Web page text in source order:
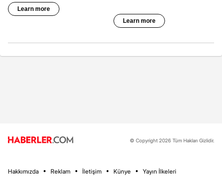
© Copyright 2026 Tüm Hakları Gizlidir.
Hakkımızda Reklam İletişim Künye Yayın İlkeleri